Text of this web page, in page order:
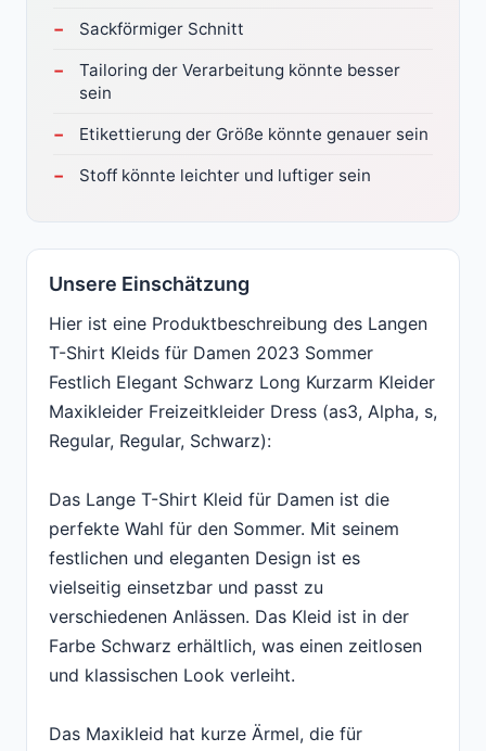
Sackförmiger Schnitt
Tailoring der Verarbeitung könnte besser
sein
Etikettierung der Größe könnte genauer sein
Stoff könnte leichter und luftiger sein
Unsere Einschätzung
Hier ist eine Produktbeschreibung des Langen
T-Shirt Kleids für Damen 2023 Sommer
Festlich Elegant Schwarz Long Kurzarm Kleider
Maxikleider Freizeitkleider Dress (as3, Alpha, s,
Regular, Regular, Schwarz):
Das Lange T-Shirt Kleid für Damen ist die
perfekte Wahl für den Sommer. Mit seinem
festlichen und eleganten Design ist es
vielseitig einsetzbar und passt zu
verschiedenen Anlässen. Das Kleid ist in der
Farbe Schwarz erhältlich, was einen zeitlosen
und klassischen Look verleiht.
Das Maxikleid hat kurze Ärmel, die für